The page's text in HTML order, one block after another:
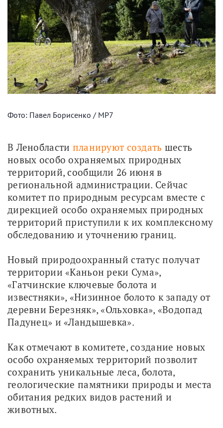
Фото: Павел Борисенко / МР7
В Ленобласти планируют создать шесть
новых особо охраняемых природных
территорий, сообщили 26 июня в
региональной администрации. Сейчас
комитет по природным ресурсам вместе с
дирекцией особо охраняемых природных
территорий приступили к их комплексному
обследованию и уточнению границ.
Новый природоохранный статус получат
территории «Каньон реки Сума»,
«Гатчинские ключевые болота и
известняки», «Низинное болото к западу от
деревни Березняк», «Ольховка», «Водопад
Падунец» и «Ландышевка».
Как отмечают в комитете, создание новых
особо охраняемых территорий позволит
сохранить уникальные леса, болота,
геологические памятники природы и места
обитания редких видов растений и
животных.